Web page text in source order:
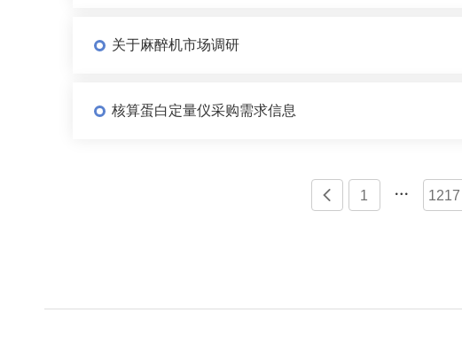
关于麻醉机市场调研
核算蛋白定量仪采购需求信息
 1  1217